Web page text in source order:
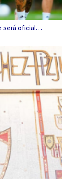
será oficial…